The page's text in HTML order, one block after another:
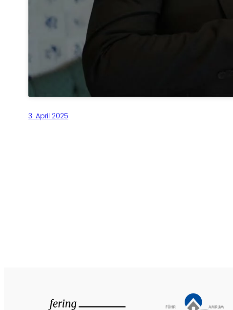
3. April 2025